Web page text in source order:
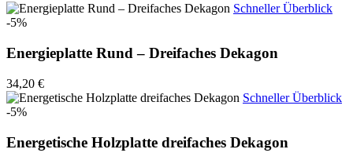
Schneller Überblick
-5%
Energieplatte Rund – Dreifaches Dekagon
34,20 €
Schneller Überblick
-5%
Energetische Holzplatte dreifaches Dekagon